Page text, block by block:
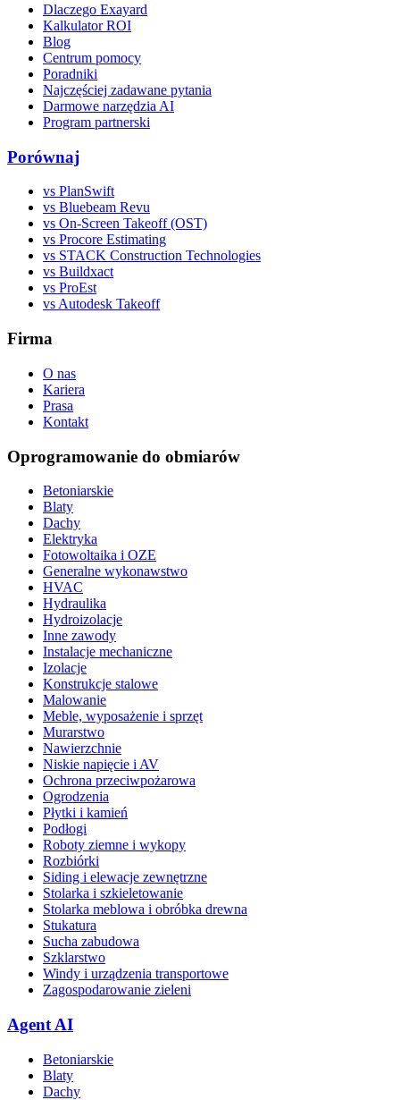
Dlaczego Exayard
Kalkulator ROI
Blog
Centrum pomocy
Poradniki
Najczęściej zadawane pytania
Darmowe narzędzia AI
Program partnerski
Porównaj
vs PlanSwift
vs Bluebeam Revu
vs On-Screen Takeoff (OST)
vs Procore Estimating
vs STACK Construction Technologies
vs Buildxact
vs ProEst
vs Autodesk Takeoff
Firma
O nas
Kariera
Prasa
Kontakt
Oprogramowanie do obmiarów
Betoniarskie
Blaty
Dachy
Elektryka
Fotowoltaika i OZE
Generalne wykonawstwo
HVAC
Hydraulika
Hydroizolacje
Inne zawody
Instalacje mechaniczne
Izolacje
Konstrukcje stalowe
Malowanie
Meble, wyposażenie i sprzęt
Murarstwo
Nawierzchnie
Niskie napięcie i AV
Ochrona przeciwpożarowa
Ogrodzenia
Płytki i kamień
Podłogi
Roboty ziemne i wykopy
Rozbiórki
Siding i elewacje zewnętrzne
Stolarka i szkieletowanie
Stolarka meblowa i obróbka drewna
Stukatura
Sucha zabudowa
Szklarstwo
Windy i urządzenia transportowe
Zagospodarowanie zieleni
Agent AI
Betoniarskie
Blaty
Dachy